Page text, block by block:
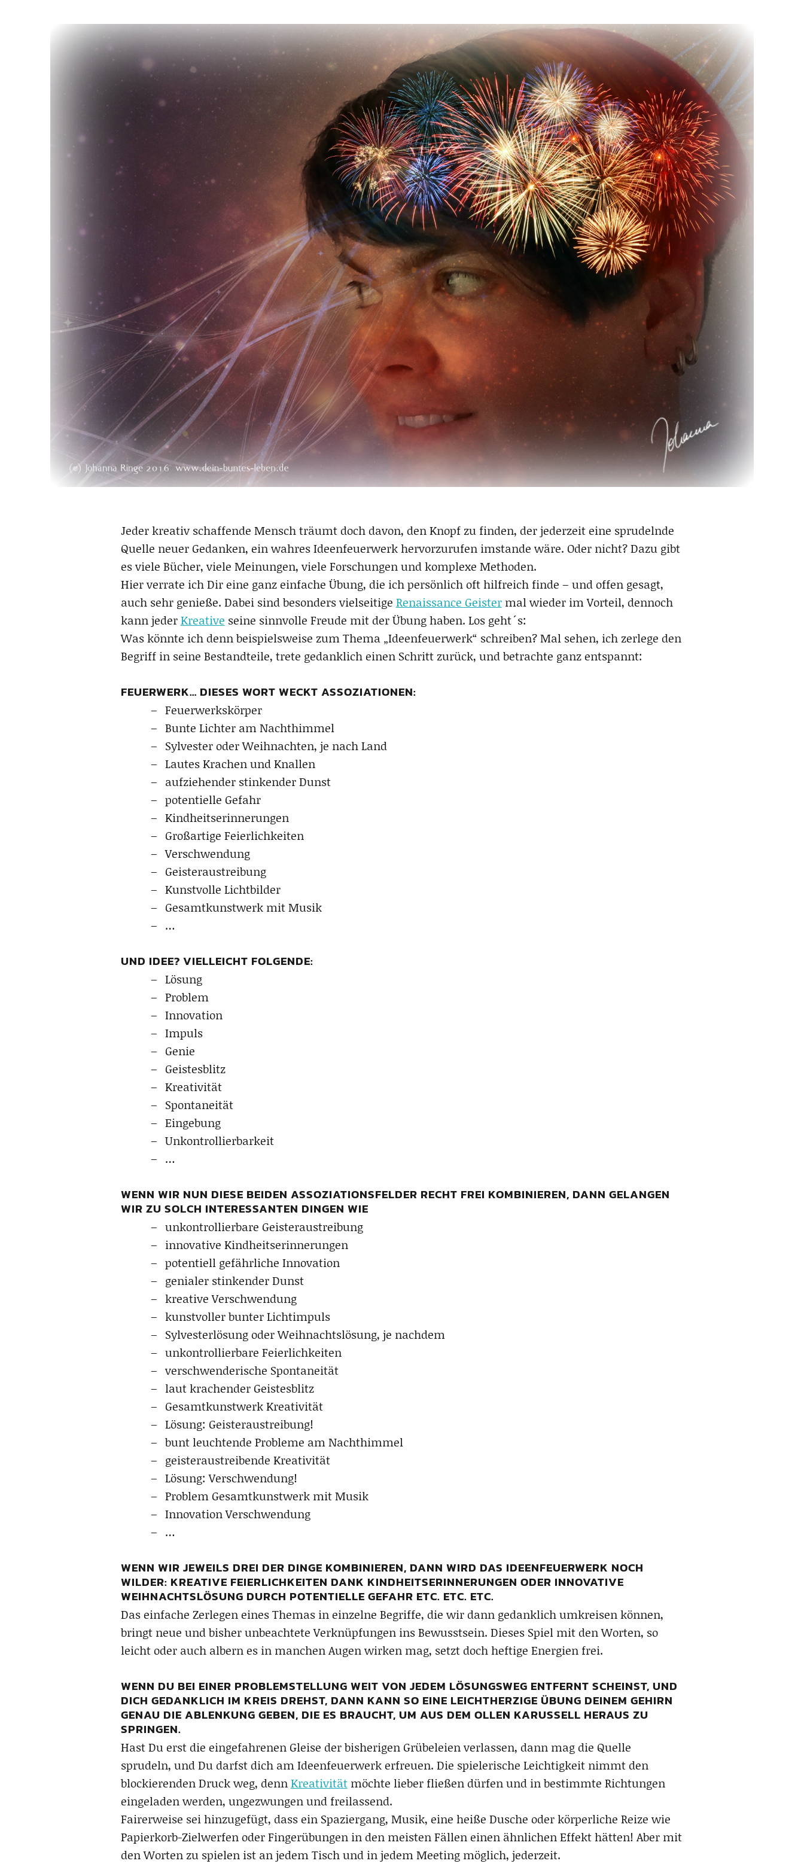
Jeder kreativ schaffende Mensch träumt doch davon, den Knopf zu finden, der jederzeit eine sprudelnde
Quelle neuer Gedanken, ein wahres Ideenfeuerwerk hervorzurufen imstande wäre. Oder nicht? Dazu gibt
es viele Bücher, viele Meinungen, viele Forschungen und komplexe Methoden.
Hier verrate ich Dir eine ganz einfache Übung, die ich persönlich oft hilfreich finde – und offen gesagt,
auch sehr genieße. Dabei sind besonders vielseitige Renaissance Geistermal wieder im Vorteil, dennoch
kann jederKreative seine sinnvolle Freude mit der Übung haben. Los geht´s:
Was könnte ich denn beispielsweise zum Thema „Ideenfeuerwerk“ schreiben? Mal sehen, ich zerlege den
Begriff in seine Bestandteile, trete gedanklich einen Schritt zurück, und betrachte ganz entspannt:
FEUERWERK… DIESES WORT WECKT ASSOZIATIONEN:
Feuerwerkskörper
Bunte Lichter am Nachthimmel
Sylvester oder Weihnachten, je nach Land
Lautes Krachen und Knallen
aufziehender stinkender Dunst
potentielle Gefahr
Kindheitserinnerungen
Großartige Feierlichkeiten
Verschwendung
Geisteraustreibung
Kunstvolle Lichtbilder
Gesamtkunstwerk mit Musik
…
UND IDEE? VIELLEICHT FOLGENDE:
Lösung
Problem
Innovation
Impuls
Genie
Geistesblitz
Kreativität
Spontaneität
Eingebung
Unkontrollierbarkeit
…
WENN WIR NUN DIESE BEIDEN ASSOZIATIONSFELDER RECHT FREI KOMBINIEREN, DANN GELANGEN
WIR ZU SOLCH INTERESSANTEN DINGEN WIE
unkontrollierbare Geisteraustreibung
innovative Kindheitserinnerungen
potentiell gefährliche Innovation
genialer stinkender Dunst
kreative Verschwendung
kunstvoller bunter Lichtimpuls
Sylvesterlösung oder Weihnachtslösung, je nachdem
unkontrollierbare Feierlichkeiten
verschwenderische Spontaneität
laut krachender Geistesblitz
Gesamtkunstwerk Kreativität
Lösung: Geisteraustreibung!
bunt leuchtende Probleme am Nachthimmel
geisteraustreibende Kreativität
Lösung: Verschwendung!
Problem Gesamtkunstwerk mit Musik
Innovation Verschwendung
…
WENN WIR JEWEILS DREI DER DINGE KOMBINIEREN, DANN WIRD DAS IDEENFEUERWERK NOCH
WILDER: KREATIVE FEIERLICHKEITEN DANK KINDHEITSERINNERUNGEN ODER INNOVATIVE
WEIHNACHTSLÖSUNG DURCH POTENTIELLE GEFAHR ETC. ETC. ETC.
Das einfache Zerlegen eines Themas in einzelne Begriffe, die wir dann gedanklich umkreisen können,
bringt neue und bisher unbeachtete Verknüpfungen ins Bewusstsein. Dieses Spiel mit den Worten, so
leicht oder auch albern es in manchen Augen wirken mag, setzt doch heftige Energien frei.
WENN DU BEI EINER PROBLEMSTELLUNG WEIT VON JEDEM LÖSUNGSWEG ENTFERNT SCHEINST, UND
DICH GEDANKLICH IM KREIS DREHST, DANN KANN SO EINE LEICHTHERZIGE ÜBUNG DEINEM GEHIRN
GENAU DIE ABLENKUNG GEBEN, DIE ES BRAUCHT, UM AUS DEM OLLEN KARUSSELL HERAUS ZU
SPRINGEN.
Hast Du erst die eingefahrenen Gleise der bisherigen Grübeleien verlassen, dann mag die Quelle
sprudeln, und Du darfst dich am Ideenfeuerwerk erfreuen. Die spielerische Leichtigkeit nimmt den
blockierenden Druck weg, dennKreativitätmöchte lieber fließen dürfen und in bestimmte Richtungen
eingeladen werden, ungezwungen und freilassend.
Fairerweise sei hinzugefügt, dass ein Spaziergang, Musik, eine heiße Dusche oder körperliche Reize wie
Papierkorb-Zielwerfen oder Fingerübungen in den meisten Fällen einen ähnlichen Effekt hätten! Aber mit
den Worten zu spielen ist an jedem Tisch und in jedem Meeting möglich, jederzeit.